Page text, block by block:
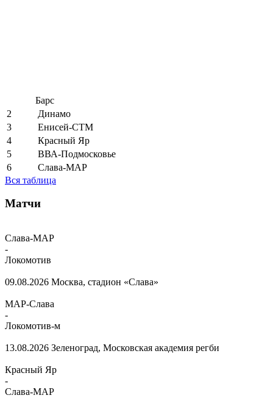
Барс
2
Динамо
3
Енисей-СТМ
4
Красный Яр
5
ВВА-Подмосковье
6
Слава-МАР
Вся таблица
Матчи
Слава-МАР
-
Локомотив
09.08.2026 Москва, стадион «Слава»
МАР-Слава
-
Локомотив-м
13.08.2026 Зеленоград, Московская академия регби
Красный Яр
-
Слава-МАР